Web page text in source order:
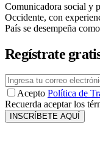
Comunicadora social y
Occidente, con
País se desempeña
Regístrate
Acepto Política de
Recuerda aceptar los
INSCRÍBETE AQUÍ